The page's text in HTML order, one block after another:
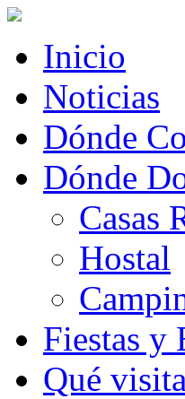
Inicio
Noticias
Dónde
Dónde
Casas
Hostal
Fiestas y
Qué